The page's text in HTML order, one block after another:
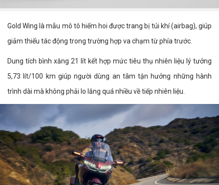
Gold Wing là mẫu mô tô hiếm hoi được trang bị túi khí (airbag), giúp
giảm thiểu tác động trong trường hợp va chạm từ phía trước.
Dung tích bình xăng 21 lít kết hợp mức tiêu thụ nhiên liệu lý tưởng
5,73 lít/100 km giúp người dùng an tâm tận hưởng những hành
trình dài mà không phải lo lắng quá nhiều về tiếp nhiên liệu.